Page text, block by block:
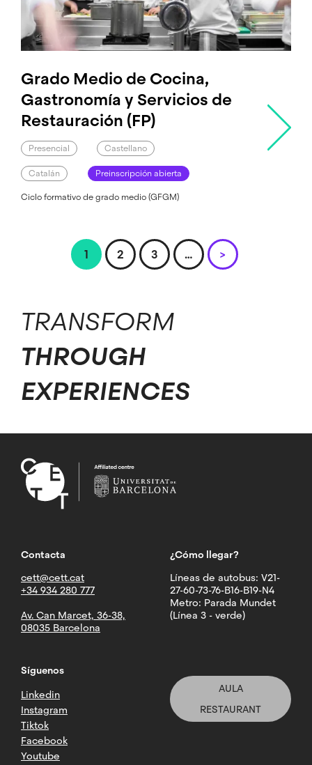
Grado Medio de Cocina,
Gastronomía y Servicios de
Restauración (FP)
Presencial Castellano
Catalán Preinscripción abierta
Ciclo formativo de grado medio (GFGM)
PaginationPágina
1 Página
2 Página
3 …
Next
page
>
TRANSFORM
THROUGH
EXPERIENCES
Contacta
cett@cett.cat
+34 934 280 777
Av. Can Marcet, 36-38,
08035 Barcelona
¿Cómo llegar?
Líneas de autobus: V21-
27-60-73-76-B16-B19-N4
Metro: Parada Mundet
(Línea 3 - verde)
Síguenos
Linkedin
Instagram
Tiktok
Facebook
Youtube
AULA
RESTAURANT